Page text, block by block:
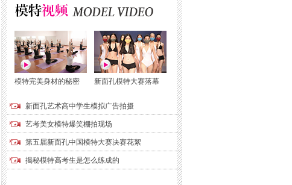
模特完美身材的秘密 新面孔模特大赛落幕
新面孔艺术高中学生模拟广告拍摄
艺考美女模特爆笑棚拍现场
第五届新面孔中国模特大赛决赛花絮
揭秘模特高考生是怎么练成的